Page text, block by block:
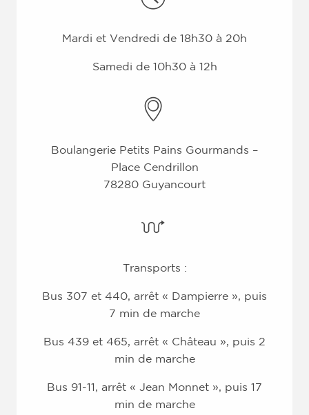
Mardi et Vendredi de 18h30 à 20h
Samedi de 10h30 à 12h
Boulangerie Petits Pains Gourmands –
Place Cendrillon
78280 Guyancourt
Transports :
Bus 307 et 440, arrêt « Dampierre », puis
7 min de marche
Bus 439 et 465, arrêt « Château », puis 2
min de marche
Bus 91-11, arrêt « Jean Monnet », puis 17
min de marche